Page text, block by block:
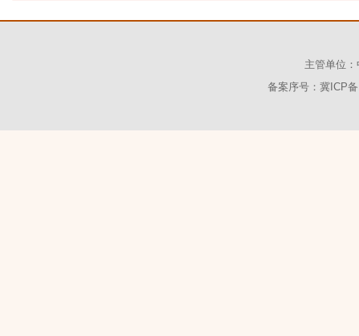
主管单位
备案序号：冀ICP